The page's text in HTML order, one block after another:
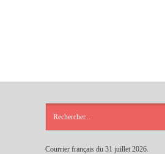
Courrier français du 31 juillet 2026.